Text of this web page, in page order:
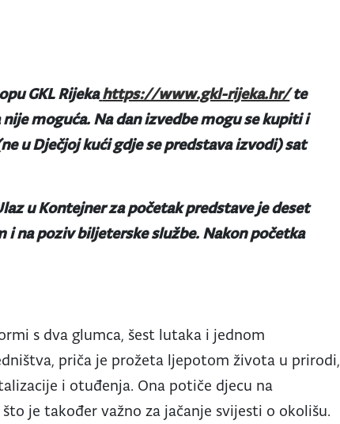
GKL Rijekahttps://www.gkl-rijeka.hr/te
nije moguća. Na dan izvedbe mogu se kupiti i
u Dječjoj kući gdje se predstava izvodi) sat
u Kontejner za početak predstave je deset
na poziv biljeterske službe. Nakon početka
s dva glumca, šest lutaka i jednom
priča je prožeta ljepotom života u prirodi,
i otuđenja. Ona potiče djecu na
je također važno za jačanje svijesti o okolišu.